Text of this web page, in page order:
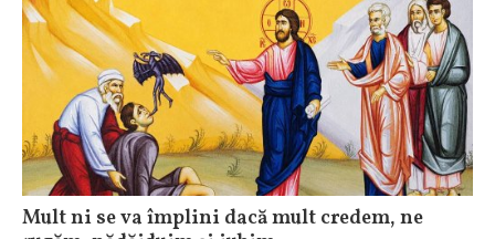
Mult ni se va împlini dacă mult credem, ne